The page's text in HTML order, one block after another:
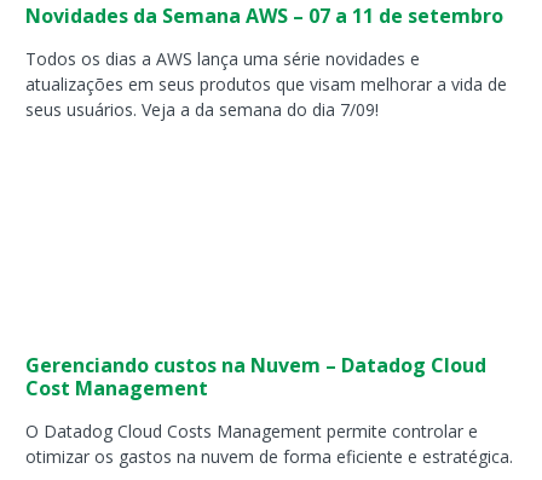
Novidades da Semana AWS – 07 a 11 de setembro
Todos os dias a AWS lança uma série novidades e
atualizações em seus produtos que visam melhorar a vida de
seus usuários. Veja a da semana do dia 7/09!
Gerenciando custos na Nuvem – Datadog Cloud
Cost Management
O Datadog Cloud Costs Management permite controlar e
otimizar os gastos na nuvem de forma eficiente e estratégica.